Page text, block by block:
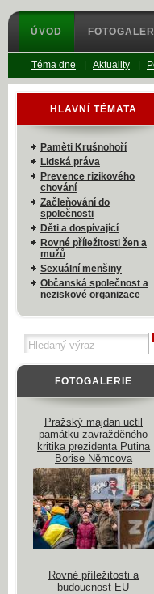
HLAVNÍ TÉMATA
Paměti Krušnohoří
Lidská práva
Prevence rizikového
chování
Začleňování do
společnosti
Děti a dospívající
Rovné příležitosti žen a
mužů
Sexuální menšiny
Občanská společnost a
neziskové organizace
FOTOGALERIE
Pražský majdan uctil
památku zavražděného
kritika prezidenta Putina
Borise Němcova
Rovné příležitosti a
budoucnost EU
ÚVOD
Téma dne Aktuality